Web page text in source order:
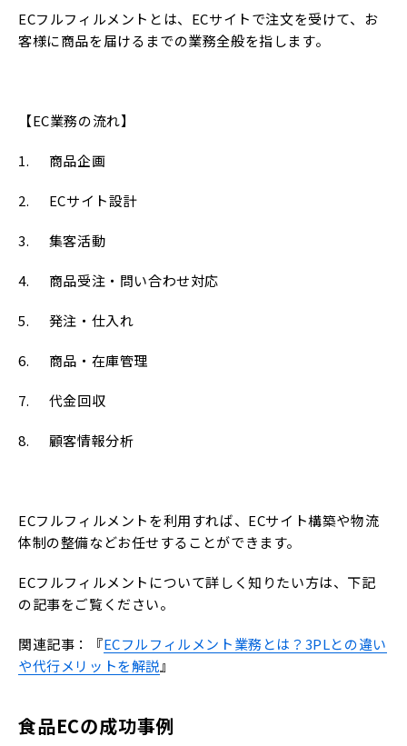
ECフルフィルメントとは、ECサイトで注文を受けて、お
客様に商品を届けるまでの業務全般を指します。
【EC業務の流れ】
1. 商品企画
2. ECサイト設計
3. 集客活動
4. 商品受注・問い合わせ対応
5. 発注・仕入れ
6. 商品・在庫管理
7. 代金回収
8. 顧客情報分析
ECフルフィルメントを利用すれば、ECサイト構築や物流
体制の整備などお任せすることができます。
ECフルフィルメントについて詳しく知りたい方は、下記
の記事をご覧ください。
関連記事：『ECフルフィルメント業務とは？3PLとの違い
や代行メリットを解説』
食品ECの成功事例